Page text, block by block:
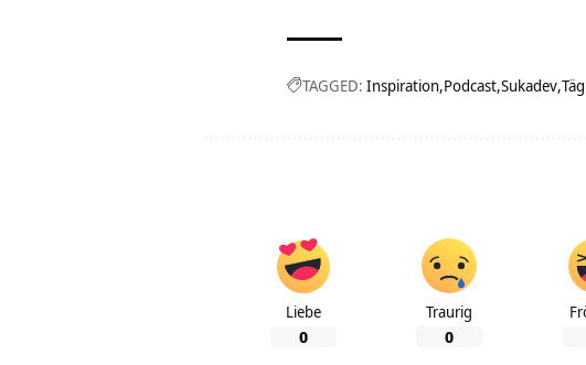
TAGGED: Inspiration Podcast Sukadev
Liebe
0
Traurig
0